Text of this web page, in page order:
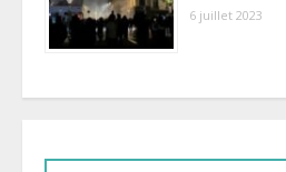
6 juillet 2023